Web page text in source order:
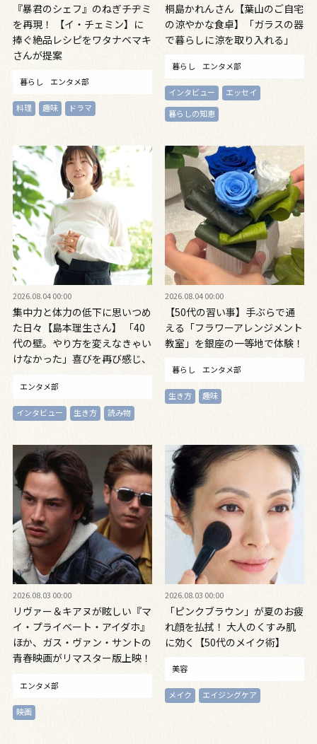
『暴君のシェフ』のねぎチヂミ
を再現！ 【イ・チェミン】に
捧ぐ絶品レシピをワタナベマキ
さんが提案
暮らし エンタメ部
料理 趣味 ドラマ
桐島かれんさん【葉山のご自宅
の涼やかな食卓】「ガラスの器
で暮らしに涼を取り入れる」
暮らし エンタメ部
インタビュー
エッセイ
暮らしの知恵
2026.08.04 00:00
集中力と体力の低下に思いつめ
た日々【島本理生さん】 「40
代の壁。やり方を変えなきゃい
けなかった」喜びを再び感じ、
エンタメ部
インタビュー 生き方 読み物
2026.08.04 00:00
【50代の習い事】手ぶらで通
える「フラワーアレンジメント
教室」を銀座の一等地で体験！
暮らし エンタメ部
生き方 趣味
2026.08.03 00:00
リヴァー＆キアヌが眩しい『マ
イ・プライベート・アイダホ』
ほか、ガス・ヴァン・サントの
青春映画がリマスター版上映！
エンタメ部
映画
2026.08.03 00:00
「ピンクブラウン」が夏のお疲
れ顔を払拭！ 大人のくすみ肌
に効く【50代のメイク術】
美容
メイク エイジングケア